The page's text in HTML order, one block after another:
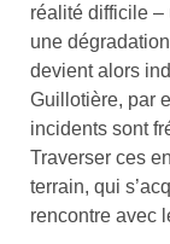
réalité difficile –
une
devient alors
Guillotière, par
incidents sont
Traverser ces
terrain, qui
rencontre avec